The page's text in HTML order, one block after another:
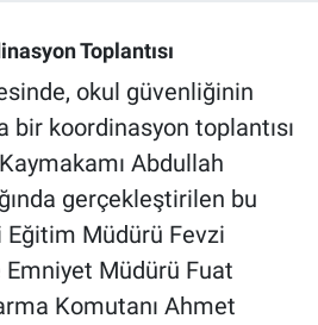
Toplantısı
okul güvenliğinin
bir koordinasyon toplantısı
Abdullah
gerçekleştirilen bu
Eğitim Müdürü Fevzi
Müdürü Fuat
Komutanı Ahmet